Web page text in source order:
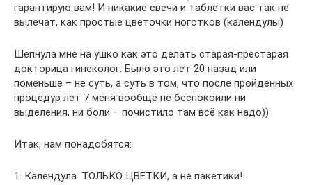
гарантирую вам! И никакие свечи и таблетки вас так не
вылечат, как простые цветочки ноготков (календулы)
Шепнула мне на ушко как это делать старая-престарая
докторица гинеколог. Было это лет 20 назад или
поменьше – не суть, а суть в том, что после пройденных
процедур лет 7 меня вообще не беспокоили ни
выделения, ни боли – почистило там всё как надо))
Итак, нам понадобятся:
1. Календула. ТОЛЬКО ЦВЕТКИ, а не пакетики!